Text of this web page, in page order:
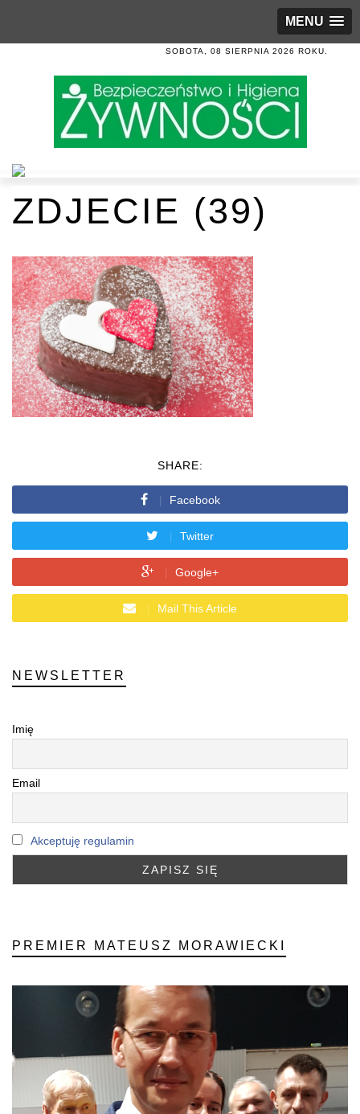
MENU
SOBOTA, 08 SIERPNIA 2026 ROKU.
ZDJECIE (39)
SHARE:
Facebook
Twitter
Google+
Mail This Article
NEWSLETTER
Imię
Email
Akceptuję regulamin
PREMIER MATEUSZ MORAWIECKI